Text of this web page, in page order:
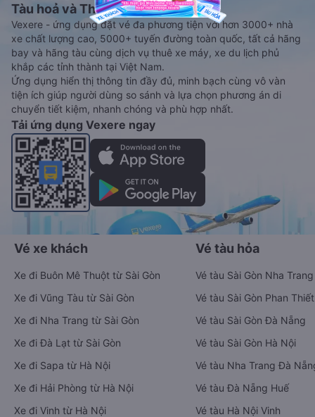
Tàu hoả và Thuê xe
Vexere - ứng dụng đặt vé đa phương tiện với hơn 3000+ nhà
xe chất lượng cao, 5000+ tuyến đường toàn quốc, tất cả hãng
bay và hãng tàu cùng dịch vụ thuê xe máy, xe du lịch phủ
khắp các tỉnh thành tại Việt Nam.
Ứng dụng hiển thị thông tin đầy đủ, minh bạch cùng vô vàn
tiện ích giúp người dùng so sánh và lựa chọn phương án di
chuyển tiết kiệm, nhanh chóng và phù hợp nhất.
Tải ứng dụng Vexere ngay
Vé xe khách
Xe đi Buôn Mê Thuột từ Sài Gòn
Xe đi Vũng Tàu từ Sài Gòn
Xe đi Nha Trang từ Sài Gòn
Xe đi Đà Lạt từ Sài Gòn
Xe đi Sapa từ Hà Nội
Xe đi Hải Phòng từ Hà Nội
Xe đi Vinh từ Hà Nội
Vé tàu hỏa
Vé tàu Sài Gòn Nha Trang
Vé tàu Sài Gòn Phan Thiết
Vé tàu Sài Gòn Đà Nẵng
Vé tàu Sài Gòn Hà Nội
Vé tàu Nha Trang Đà
Vé tàu Đà Nẵng Huế
Vé tàu Hà Nội Vinh